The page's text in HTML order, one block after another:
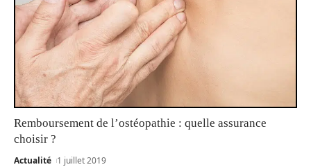
Remboursement de l’ostéopathie : quelle assurance
choisir ?
Actualité 1 juillet 2019